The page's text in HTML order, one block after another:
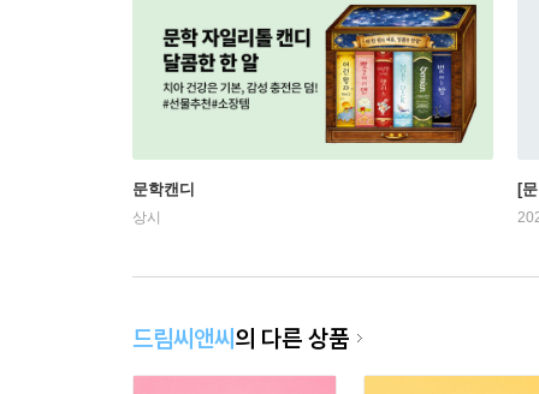
문학캔디
상시
[
드림씨앤씨의 다른 상품